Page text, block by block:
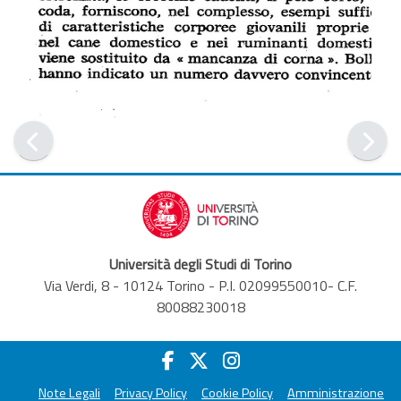
Università degli Studi di Torino
Via Verdi, 8 - 10124 Torino - P.I. 02099550010- C.F.
80088230018
Note Legali Privacy Policy Cookie Policy Amministrazione